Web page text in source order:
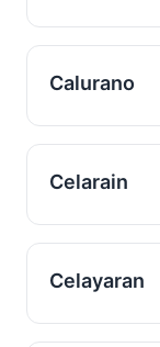
Calurano
Celarain
Celayaran